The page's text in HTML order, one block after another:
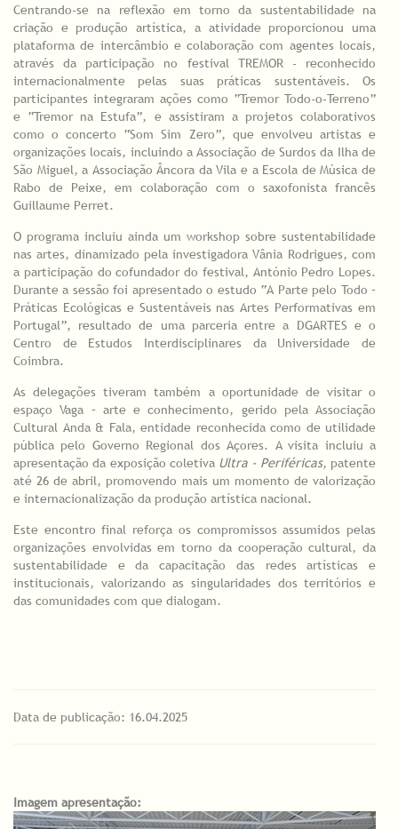
Centrando-se na reflexão em torno da sustentabilidade na
criação e produção artística, a atividade proporcionou uma
plataforma de intercâmbio e colaboração com agentes locais,
através da participação no festival TREMOR - reconhecido
internacionalmente pelas suas práticas sustentáveis. Os
participantes integraram ações como “Tremor Todo-o-Terreno”
e “Tremor na Estufa”, e assistiram a projetos colaborativos
como o concerto “Som Sim Zero”, que envolveu artistas e
organizações locais, incluindo a Associação de Surdos da Ilha de
São Miguel, a Associação Âncora da Vila e a Escola de Música de
Rabo de Peixe, em colaboração com o saxofonista francês
Guillaume Perret.
O programa incluiu ainda um workshop sobre sustentabilidade
nas artes, dinamizado pela investigadora Vânia Rodrigues, com
a participação do cofundador do festival, António Pedro Lopes.
Durante a sessão foi apresentado o estudo “A Parte pelo Todo –
Práticas Ecológicas e Sustentáveis nas Artes Performativas em
Portugal”, resultado de uma parceria entre a DGARTES e o
Centro de Estudos Interdisciplinares da Universidade de
Coimbra.
As delegações tiveram também a oportunidade de visitar o
espaço Vaga – arte e conhecimento, gerido pela Associação
Cultural Anda & Fala, entidade reconhecida como de utilidade
pública pelo Governo Regional dos Açores. A visita incluiu a
apresentação da exposição coletiva Ultra - Periféricas, patente
até 26 de abril, promovendo mais um momento de valorização
e internacionalização da produção artística nacional.
Este encontro final reforça os compromissos assumidos pelas
organizações envolvidas em torno da cooperação cultural, da
sustentabilidade e da capacitação das redes artísticas e
institucionais, valorizando as singularidades dos territórios e
das comunidades com que dialogam.
Data de publicação: 16.04.2025
Imagem apresentação: